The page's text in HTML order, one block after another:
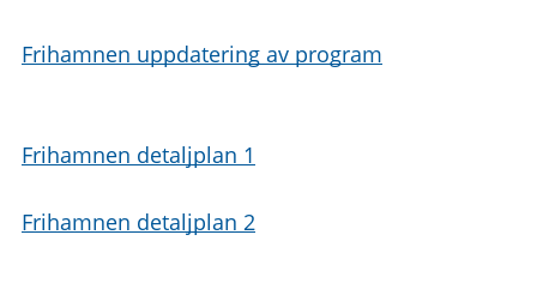
Frihamnen uppdatering av program
Frihamnen detaljplan 1
Frihamnen detaljplan 2